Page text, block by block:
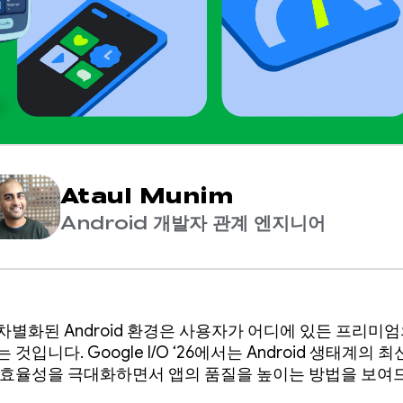
Ataul Munim
Android 개발자 관계 엔지니어
별화된 Android 환경은 사용자가 어디에 있든 프리미
것입니다. Google I/O ‘26에서는 Android 생태계의 최
율성을 극대화하면서 앱의 품질을 높이는 방법을 보여